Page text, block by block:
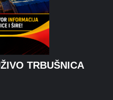
TRBUŠNICA